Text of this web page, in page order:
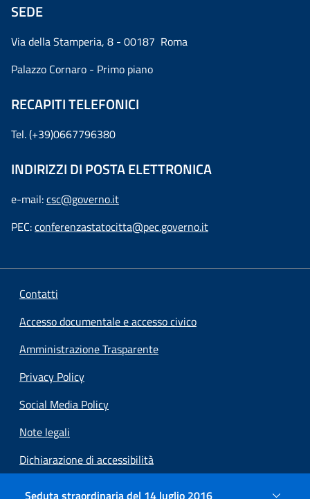
Seduta straordinaria del 14 luglio 2016
SEDE
Via della Stamperia, 8 - 00187 Roma
Palazzo Cornaro - Primo piano
RECAPITI TELEFONICI
Tel. (+39)0667796380
INDIRIZZI DI POSTA ELETTRONICA
e-mail:csc@governo.it
PEC:conferenzastatocitta@pec.governo.it
Contatti
Accesso documentale e accesso civico
Amministrazione Trasparente
Privacy Policy
Social Media Policy
Note legali
Dichiarazione di accessibilità
Preferenze cookie